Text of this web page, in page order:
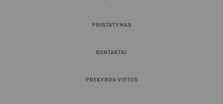
PRISTATYMAS
KONTAKTAI
PREKYBOS VIETOS